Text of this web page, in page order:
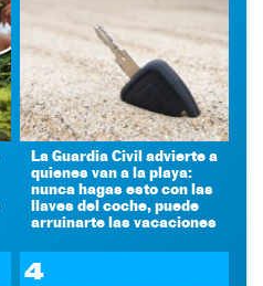
La Guardia Civil advierte a
quienes van a la playa:
nunca hagas esto con las
llaves del coche, puede
arruinarte las vacaciones
4